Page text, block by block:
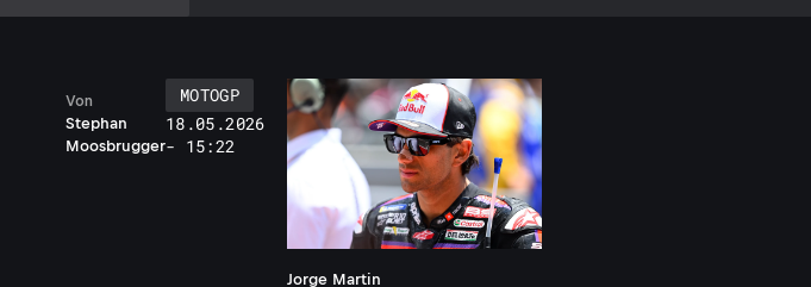
Stephan
Moosbrugger
Von
MOTOGP
18.05.2026
- 15:22
Jorge Martin